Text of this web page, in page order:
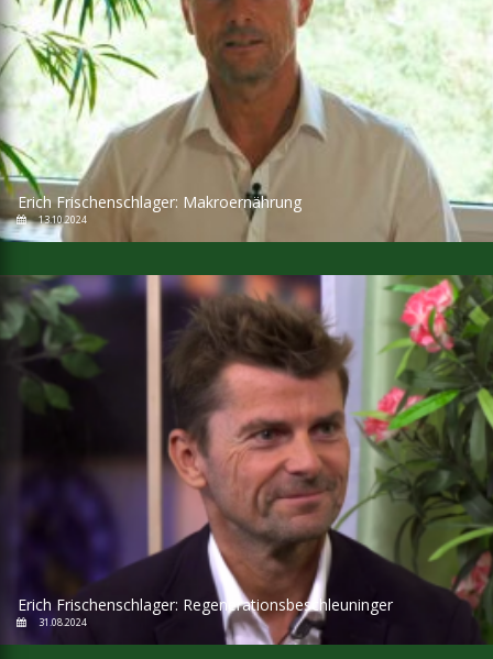
Erich Frischenschlager: Makroernährung
13.10.2024
Erich Frischenschlager: Regenerationsbeschleuninger
31.08.2024